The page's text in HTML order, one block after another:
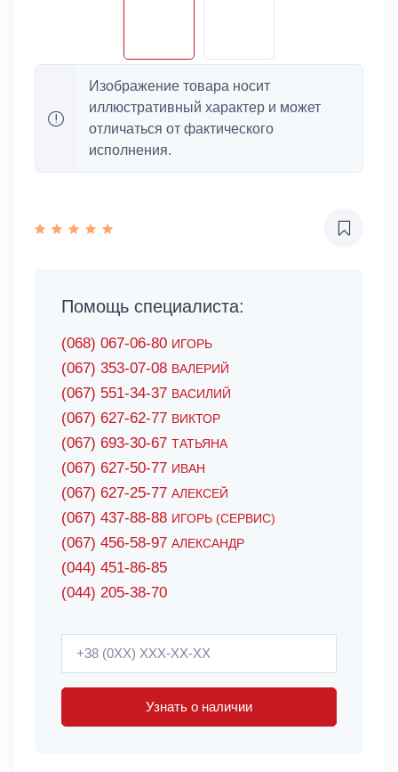
Изображение товара носит
иллюстративный характер и может
отличаться от фактического
исполнения.
Помощь специалиста:
(068) 067-06-80 ИГОРЬ
(067) 353-07-08 ВАЛЕРИЙ
(067) 551-34-37 ВАСИЛИЙ
(067) 627-62-77 ВИКТОР
(067) 693-30-67 ТАТЬЯНА
(067) 627-50-77 ИВАН
(067) 627-25-77 АЛЕКСЕЙ
(067) 437-88-88 ИГОРЬ (СЕРВИС)
(067) 456-58-97 АЛЕКСАНДР
(044) 451-86-85
(044) 205-38-70
Узнать о наличии